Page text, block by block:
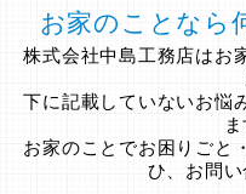
お家のことなら
株式会社中島工務店はお
下に記載していないお悩
お家のことでお困りごと
ひ、お問い